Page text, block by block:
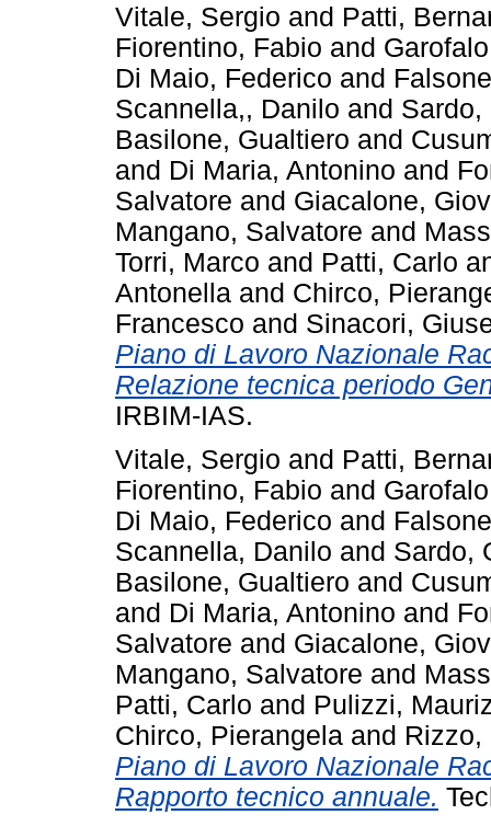
Vitale, Sergio and Patti,
Fiorentino, Fabio and
Di Maio, Federico and
Scannella,, Danilo and Sardo,
Basilone, Gualtiero and
and Di Maria, Antonino and
Salvatore and Giacalone,
Mangano, Salvatore and
Torri, Marco and Patti, Carlo
Antonella and Chirco,
Francesco and Sinacori,
Piano di Lavoro Nazionale
Relazione tecnica periodo
IRBIM-IAS.
Vitale, Sergio and Patti,
Fiorentino, Fabio and
Di Maio, Federico and
Scannella, Danilo and Sardo,
Basilone, Gualtiero and
and Di Maria, Antonino and
Salvatore and Giacalone,
Mangano, Salvatore and
Patti, Carlo and Pulizzi,
Chirco, Pierangela and Rizzo,
Piano di Lavoro Nazionale
Rapporto tecnico annuale.